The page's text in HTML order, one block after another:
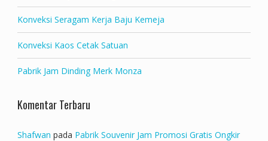
Konveksi Seragam Kerja Baju Kemeja
Konveksi Kaos Cetak Satuan
Pabrik Jam Dinding Merk Monza
Komentar Terbaru
Shafwan pada Pabrik Souvenir Jam Promosi Gratis Ongkir